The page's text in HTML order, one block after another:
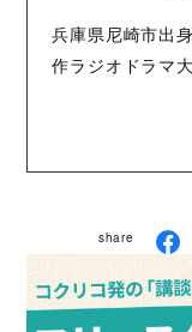
兵庫県尼崎市出
作ラジオドラマ
『私立五芒高
share